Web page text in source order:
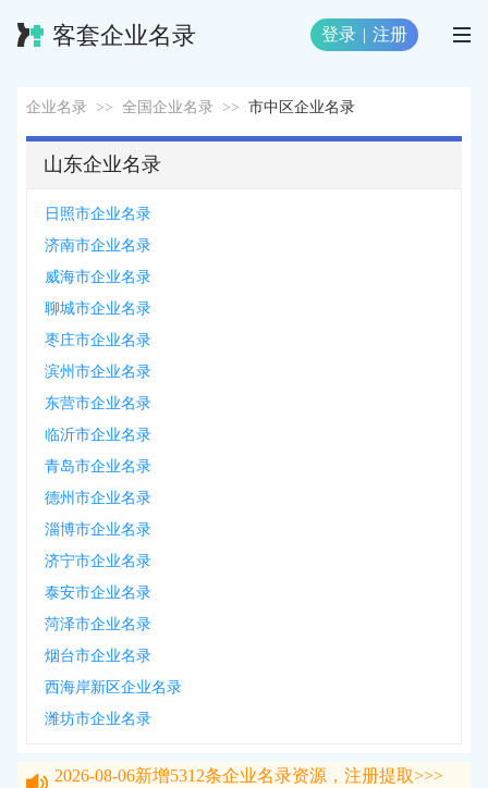
客套企业名录 登录 | 注册
企业名录 >> 全国企业名录 >> 市中区企业名录
山东企业名录
日照市企业名录
济南市企业名录
威海市企业名录
聊城市企业名录
枣庄市企业名录
滨州市企业名录
东营市企业名录
临沂市企业名录
青岛市企业名录
德州市企业名录
淄博市企业名录
济宁市企业名录
泰安市企业名录
菏泽市企业名录
烟台市企业名录
西海岸新区企业名录
潍坊市企业名录
新增 条企业名录资源，注册提取>>>